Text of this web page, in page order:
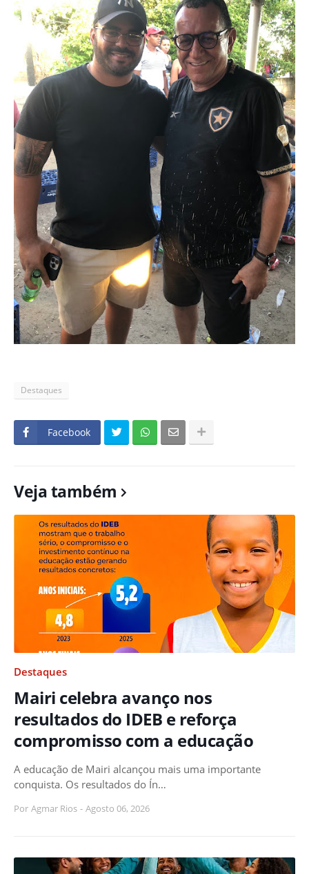
Destaques
Facebook
Veja também
Destaques
Mairi celebra avanço nos
resultados do IDEB e reforça
compromisso com a educação
A educação de Mairi alcançou mais uma importante
conquista. Os resultados do Ín…
Por Agmar Rios - Agosto 06, 2026